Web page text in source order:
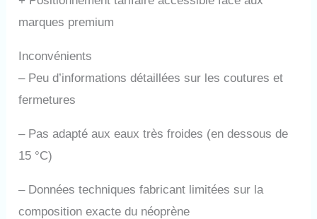
marques premium
Inconvénients
–Peu d’informations détaillées sur les coutures et
fermetures
–Pas adapté aux eaux très froides (en dessous de
15 °C)
–Données techniques fabricant limitées sur la
composition exacte du néoprène